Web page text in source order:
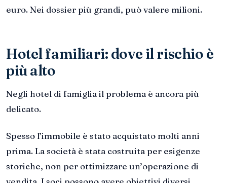
euro. Nei dossier più grandi, può valere milioni.
Hotel familiari: dove il rischio è
più alto
Negli hotel di famiglia il problema è ancora più
delicato.
Spesso l’immobile è stato acquistato molti anni
prima. La società è stata costruita per esigenze
storiche, non per ottimizzare un’operazione di